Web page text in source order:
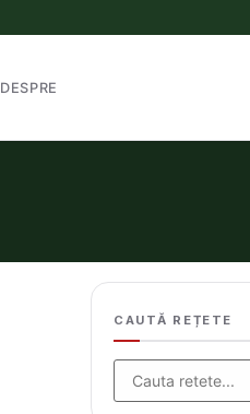
DESPRE
CAUTĂ REȚETE